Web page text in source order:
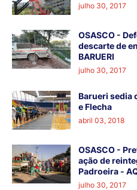
julho 30, 2017
OSASCO -
descarte de
BARUERI
julho 30, 2017
Barueri sedia
e Flecha
abril 03, 2018
OSASCO -
ação de
Padroeira -
julho 30, 2017